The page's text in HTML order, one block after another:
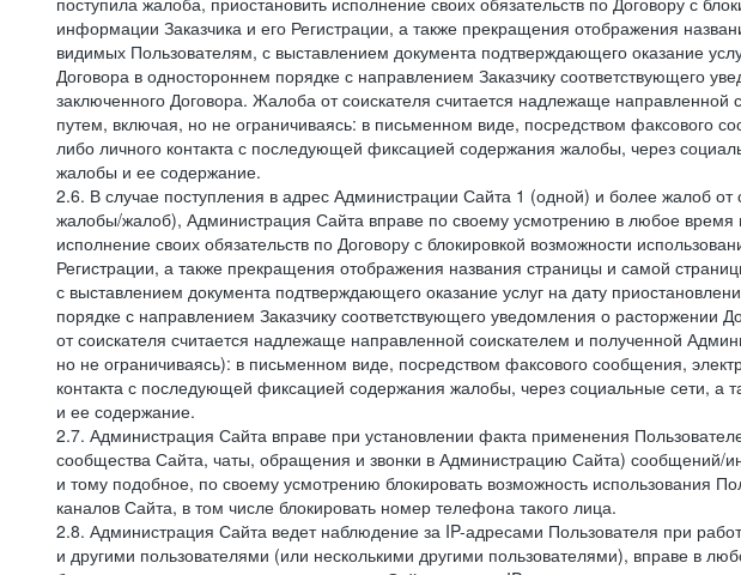
информации Заказчика и его Регистрации, а также прекращения отображения
видимых Пользователям, с выставлением документа подтверждающего оказание
Договора в одностороннем порядке с направлением Заказчику соответствующего
заключенного Договора. Жалоба от соискателя считается надлежаще
путем, включая, но не ограничиваясь: в письменном виде, посредством факсового
либо личного контакта с последующей фиксацией содержания жалобы, через
жалобы и ее содержание.
2.6. В случае поступления в адрес Администрации Сайта 1 (одной) и более жалоб от
жалобы/жалоб), Администрация Сайта вправе по своему усмотрению в любое время
исполнение своих обязательств по Договору с блокировкой возможности
Регистрации, а также прекращения отображения названия страницы и самой
с выставлением документа подтверждающего оказание услуг на дату
порядке с направлением Заказчику соответствующего уведомления о расторжении
от соискателя считается надлежаще направленной соискателем и полученной
но не ограничиваясь): в письменном виде, посредством факсового сообщения,
контакта с последующей фиксацией содержания жалобы, через социальные сети,
и ее содержание.
2.7. Администрация Сайта вправе при установлении факта применения
сообщества Сайта, чаты, обращения и звонки в Администрацию Сайта)
и тому подобное, по своему усмотрению блокировать возможность
каналов Сайта, в том числе блокировать номер телефона такого лица.
2.8. Администрация Сайта ведет наблюдение за IP-адресами Пользователя при
и другими пользователями (или несколькими другими пользователями), вправе в